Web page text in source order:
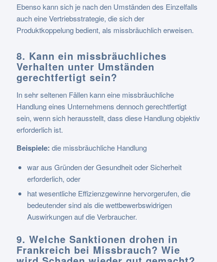
Ebenso kann sich je nach den Umständen des Einzelfalls
auch eine Vertriebsstrategie, die sich der
Produktkoppelung bedient, als missbräuchlich erweisen.
8. Kann ein missbräuchliches
Verhalten unter Umständen
gerechtfertigt sein?
In sehr seltenen Fällen kann eine missbräuchliche
Handlung eines Unternehmens dennoch gerechtfertigt
sein, wenn sich herausstellt, dass diese Handlung objektiv
erforderlich ist.
Beispiele: die missbräuchliche Handlung
war aus Gründen der Gesundheit oder Sicherheit
erforderlich, oder
hat wesentliche Effizienzgewinne hervorgerufen, die
bedeutender sind als die wettbewerbswidrigen
Auswirkungen auf die Verbraucher.
9. Welche Sanktionen drohen in
Frankreich bei Missbrauch? Wie